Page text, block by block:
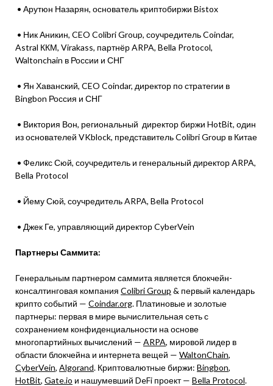
• Арутюн Назарян, основатель криптобиржи Bistox
• Ник Аникин, CEO Colibri Group, соучредитель Coindar,
Astral ККМ, Virakass, партнёр ARPA, Bella Protocol,
Waltonchain в России и СНГ
• Ян Хаванский, CEO Coindar, директор по стратегии в
Bingbon Россия и СНГ
• Виктория Вон, региональный директор биржи HotBit, один
из основателей VKblock, представитель Colibri Group в Китае
• Феликс Сюй, соучредитель и генеральный директор ARPA,
Bella Protocol
• Йему Сюй, соучредитель ARPA, Bella Protocol
• Джек Ге, управляющий директор CyberVein
Партнеры Саммита:
Генеральным партнером саммита является блокчейн-
консалтинговая компания Colibri Group & первый календарь
крипто событий — Coindar.org. Платиновые и золотые
партнеры: первая в мире вычислительная сеть с
сохранением конфиденциальности на основе
многопартийных вычислений — ARPA, мировой лидер в
области блокчейна и интернета вещей — WaltonChain,
CyberVein, Algorand. Криптовалютные биржи: Bingbon,
HotBit, Gate.io и нашумевший DeFi проект — Bella Protocol.